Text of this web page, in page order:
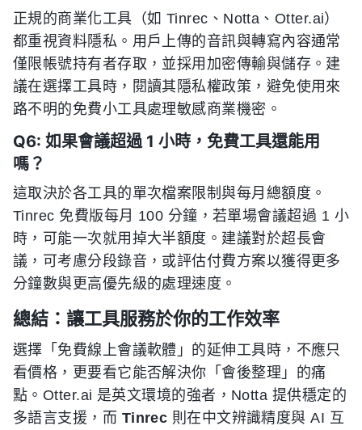
正規的商業化工具（如 Tinrec、Notta、Otter.ai）
都重視資料隱私。用戶上傳的音訊與轉寫內容通常
僅限帳號持有者存取，並採用加密傳輸與儲存。建
議在選擇工具時，閱讀其隱私權政策，避免使用來
路不明的免費小工具處理敏感商業機密。
Q6: 如果會議超過 1 小時，免費工具還能用
嗎？
這取決於各工具的單次檔案限制與每月總額度。
Tinrec 免費版每月 100 分鐘，若單場會議超過 1 小
時，可能一次就用掉大半額度。建議對於超長會
議，可考慮分段錄音，或評估付費方案以獲得更多
分鐘數與更高優先級的處理速度。
總結：讓工具服務於你的工作效率
選擇「免費線上會議軟體」的延伸工具時，不應只
看價格，更要看它能否解決你「會後整理」的痛
點。Otter.ai 是英文環境的強者，Notta 提供穩定的
多語言支援，而 Tinrec 則在中文辨識精度與 AI 互